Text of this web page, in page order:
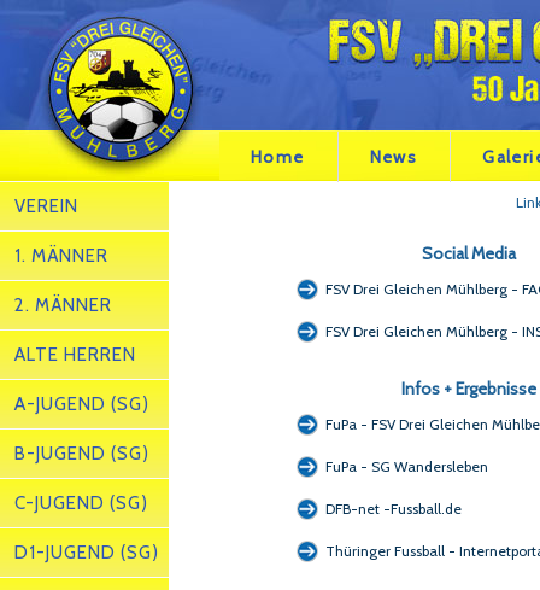
Home News
VEREIN
1. MÄNNER
2. MÄNNER
ALTE HERREN
A-JUGEND (SG)
B-JUGEND (SG)
C-JUGEND (SG)
D1-JUGEND (SG)
Social Media
FSV Drei Gleichen Mühlberg -
FSV Drei Gleichen Mühlberg -
Infos + Ergebnisse
FuPa - FSV Drei Gleichen
FuPa - SG Wandersleben
DFB-net -Fussball.de
Thüringer Fussball -